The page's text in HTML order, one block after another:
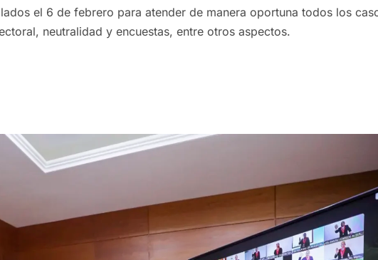
el 6 de febrero para atender de manera oportuna todos los
neutralidad y encuestas, entre otros aspectos.